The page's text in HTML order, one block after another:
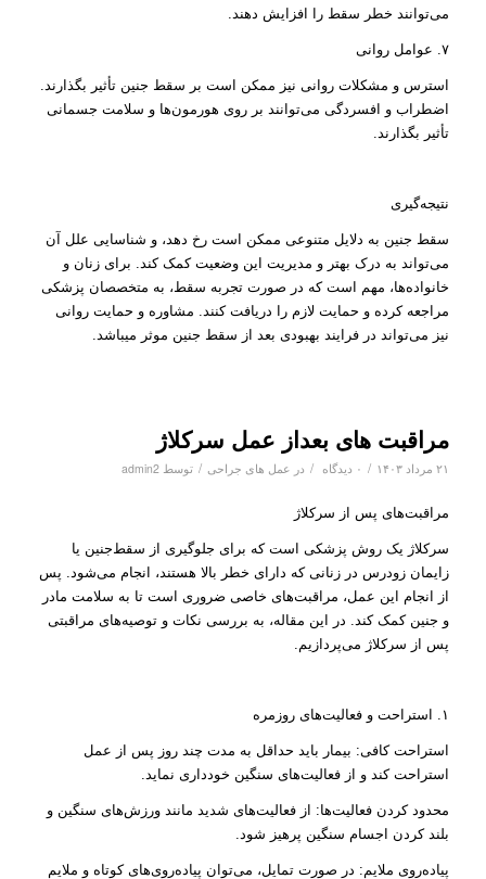
می‌توانند خطر سقط را افزایش دهند.
۷. عوامل روانی
استرس و مشکلات روانی نیز ممکن است بر سقط جنین تأثیر بگذارند.
اضطراب و افسردگی می‌توانند بر روی هورمون‌ها و سلامت جسمانی
تأثیر بگذارند.
نتیجه‌گیری
سقط جنین به دلایل متنوعی ممکن است رخ دهد، و شناسایی علل آن
می‌تواند به درک بهتر و مدیریت این وضعیت کمک کند. برای زنان و
خانواده‌ها، مهم است که در صورت تجربه سقط، به متخصصان پزشکی
مراجعه کرده و حمایت لازم را دریافت کنند. مشاوره و حمایت روانی
نیز می‌تواند در فرایند بهبودی بعد از سقط جنین موثر میباشد.
مراقبت های بعداز عمل سرکلاژ
۲۱ مرداد ۱۴۰۳ / ۰ دیدگاه / در عمل های جراحی / توسط admin2
مراقبت‌های پس از سرکلاژ
سرکلاژ یک روش پزشکی است که برای جلوگیری از سقط‌جنین یا
زایمان زودرس در زنانی که دارای خطر بالا هستند، انجام می‌شود. پس
از انجام این عمل، مراقبت‌های خاصی ضروری است تا به سلامت مادر
و جنین کمک کند. در این مقاله، به بررسی نکات و توصیه‌های مراقبتی
پس از سرکلاژ می‌پردازیم.
۱. استراحت و فعالیت‌های روزمره
استراحت کافی: بیمار باید حداقل به مدت چند روز پس از عمل
استراحت کند و از فعالیت‌های سنگین خودداری نماید.
محدود کردن فعالیت‌ها: از فعالیت‌های شدید مانند ورزش‌های سنگین و
بلند کردن اجسام سنگین پرهیز شود.
پیاده‌روی ملایم: در صورت تمایل، می‌توان پیاده‌روی‌های کوتاه و ملایم